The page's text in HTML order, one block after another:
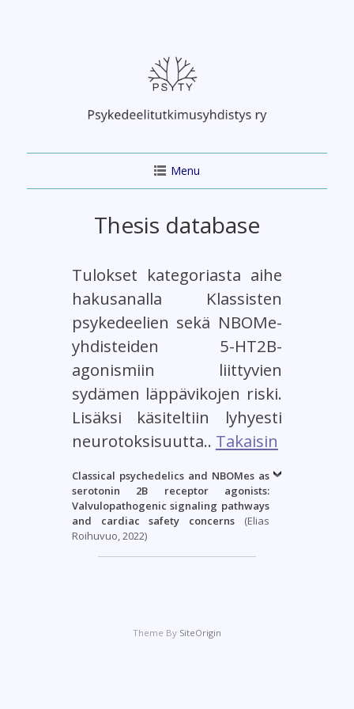
Menu
Thesis database
Tulokset kategoriasta aihe
hakusanalla Klassisten
psykedeelien sekä NBOMe-
yhdisteiden 5-HT2B-
agonismiin liittyvien
sydämen läppävikojen riski.
Lisäksi käsiteltiin lyhyesti
neurotoksisuutta.. Takaisin
Classical psychedelics and NBOMes as
serotonin 2B receptor agonists:
Valvulopathogenic signaling pathways
and cardiac safety concerns(Elias
Roihuvuo, 2022)
Theme By SiteOrigin